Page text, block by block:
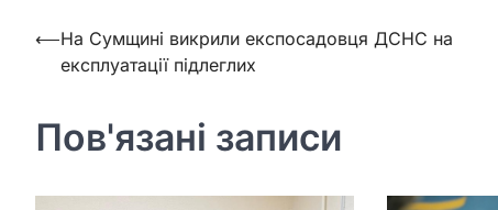
Навігація
записів
⟵На Сумщині викрили експосадовця ДСНС на
експлуатації підлеглих
Пов'язані записи